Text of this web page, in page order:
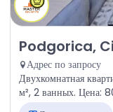
Аренда -
Podgorica,
Адрес по запросу
Двухкомнатная
м², 2 ванных. Цена: